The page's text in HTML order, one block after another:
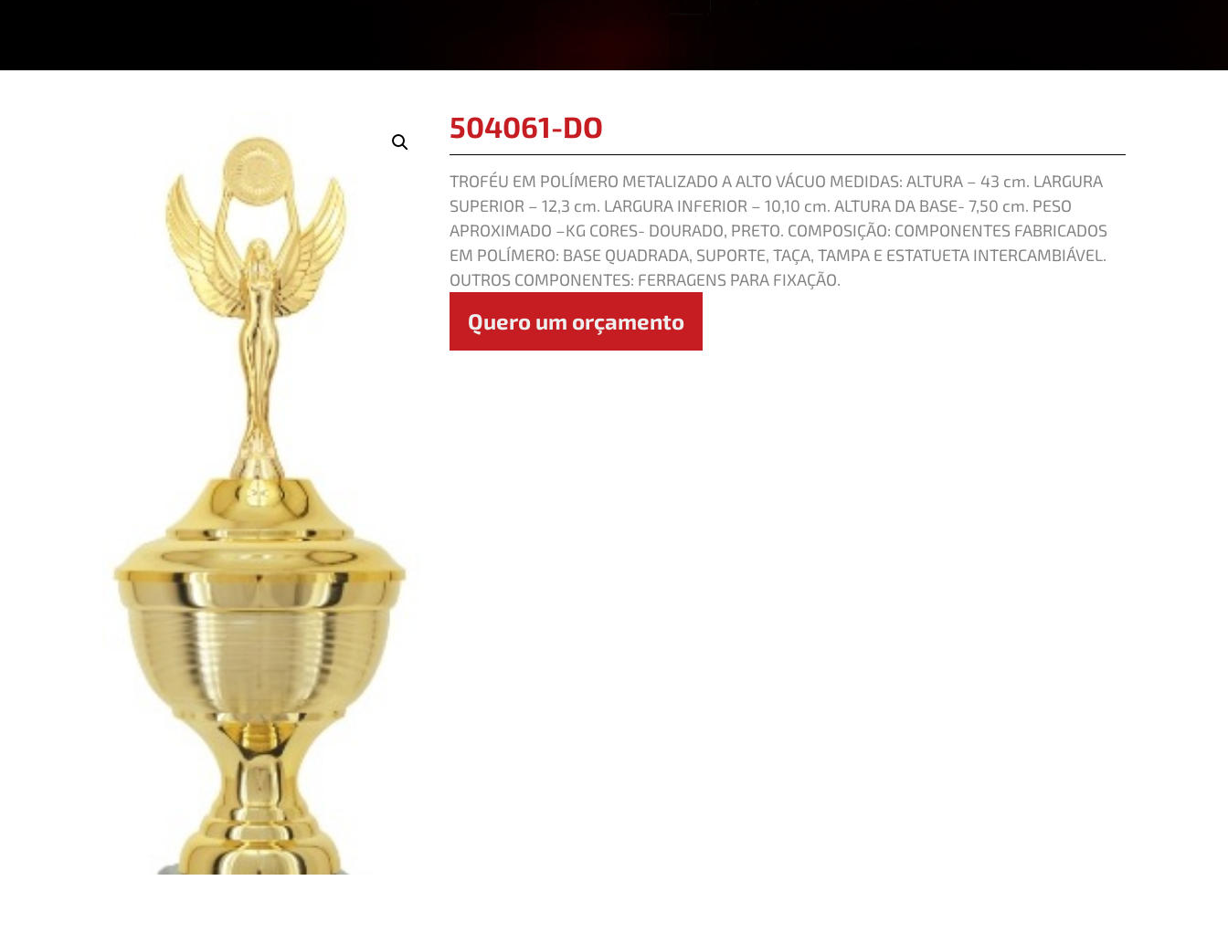
504061-DO
TROFÉU EM POLÍMERO METALIZADO A ALTO VÁCUO MEDIDAS: ALTURA – 43 cm. LARGURA
SUPERIOR – 12,3 cm. LARGURA INFERIOR – 10,10 cm. ALTURA DA BASE- 7,50 cm. PESO
APROXIMADO –KG CORES- DOURADO, PRETO. COMPOSIÇÃO: COMPONENTES FABRICADOS
EM POLÍMERO: BASE QUADRADA, SUPORTE, TAÇA, TAMPA E ESTATUETA INTERCAMBIÁVEL.
OUTROS COMPONENTES: FERRAGENS PARA FIXAÇÃO.
Quero um orçamento